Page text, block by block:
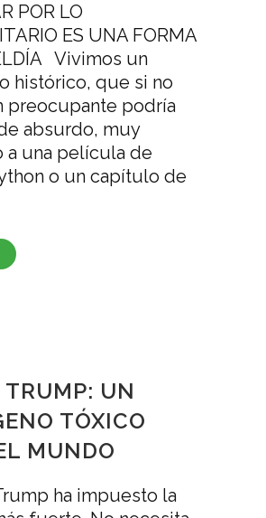
POR LO
ES UNA FORMA
Vivimos un
histórico, que si no
preocupante podría
absurdo, muy
a una película de
o un capítulo de
TRUMP: UN
TÓXICO
MUNDO
ha impuesto la